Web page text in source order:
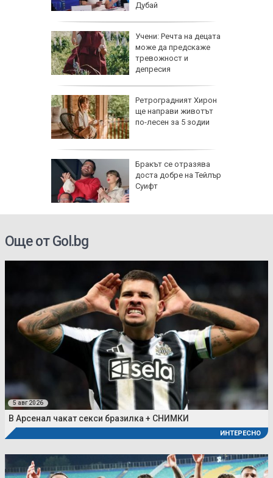
Дубай
Учени: Речта на децата
може да предскаже
тревожност и
депресия
Ретроградният Хирон
ще направи животът
по-лесен за 5 зодии
Бракът се отразява
доста добре на Тейлър
Суифт
Още от Gol.bg
5 авг 2026
В Арсенал чакат секси бразилка + СНИМКИ
ИНТЕРЕСНО